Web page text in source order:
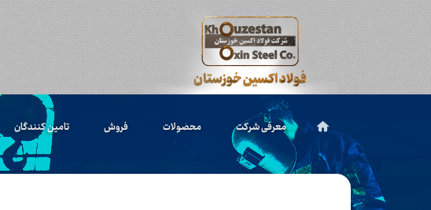
معرفی شرکت محصولات فروش تامین کنندگان